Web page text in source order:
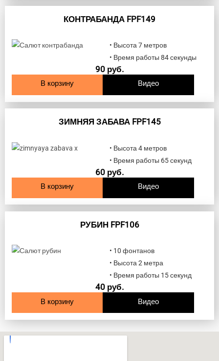
КОНТРАБАНДА FPF149
• Высота 7 метров
• Время работы 84 секунды
90 руб.
В корзину Видео
ЗИМНЯЯ ЗАБАВА FPF145
• Высота 4 метров
• Время работы 65 секунд
60 руб.
В корзину Видео
РУБИН FPF106
• 10 фонтанов
• Высота 2 метра
• Время работы 15 секунд
40 руб.
В корзину Видео